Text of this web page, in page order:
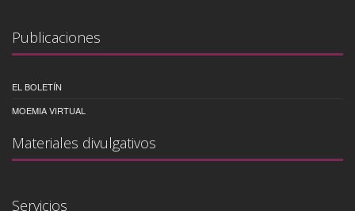
Publicaciones
EL BOLETÍN
MOEMIA VIRTUAL
Materiales divulgativos
Servicios